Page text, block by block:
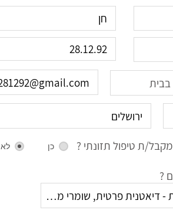
ת טיפול תזונתי ? כן לא
?